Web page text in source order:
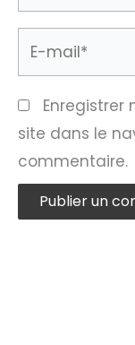
E-
site dans le
commentaire.